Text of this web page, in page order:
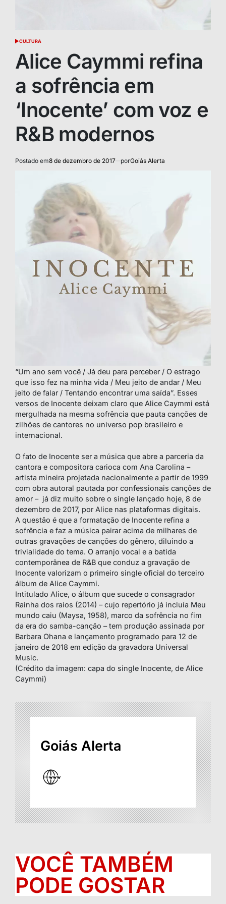
POSTED
CULTURA
Alice Caymmi refina
a sofrência em
‘Inocente’ com voz e
R&B modernos
Postado em8 de dezembro de 2017 porGoiás Alerta
“Um ano sem você / Já deu para perceber / O estrago
que isso fez na minha vida / Meu jeito de andar / Meu
jeito de falar / Tentando encontrar uma saída”. Esses
versos de Inocente deixam claro que Alice Caymmi está
mergulhada na mesma sofrência que pauta canções de
zilhões de cantores no universo pop brasileiro e
internacional.
O fato de Inocente ser a música que abre a parceria da
cantora e compositora carioca com Ana Carolina –
artista mineira projetada nacionalmente a partir de 1999
com obra autoral pautada por confessionais canções de
amor – já diz muito sobre o single lançado hoje, 8 de
dezembro de 2017, por Alice nas plataformas digitais.
A questão é que a formatação de Inocente refina a
sofrência e faz a música pairar acima de milhares de
outras gravações de canções do gênero, diluindo a
trivialidade do tema. O arranjo vocal e a batida
contemporânea de R&B que conduz a gravação de
Inocente valorizam o primeiro single oficial do terceiro
álbum de Alice Caymmi.
Intitulado Alice, o álbum que sucede o consagrador
Rainha dos raios (2014) – cujo repertório já incluía Meu
mundo caiu (Maysa, 1958), marco da sofrência no fim
da era do samba-canção – tem produção assinada por
Barbara Ohana e lançamento programado para 12 de
janeiro de 2018 em edição da gravadora Universal
Music.
(Crédito da imagem: capa do single Inocente, de Alice
Caymmi)
Goiás Alerta
VOCÊ TAMBÉM
PODE GOSTAR